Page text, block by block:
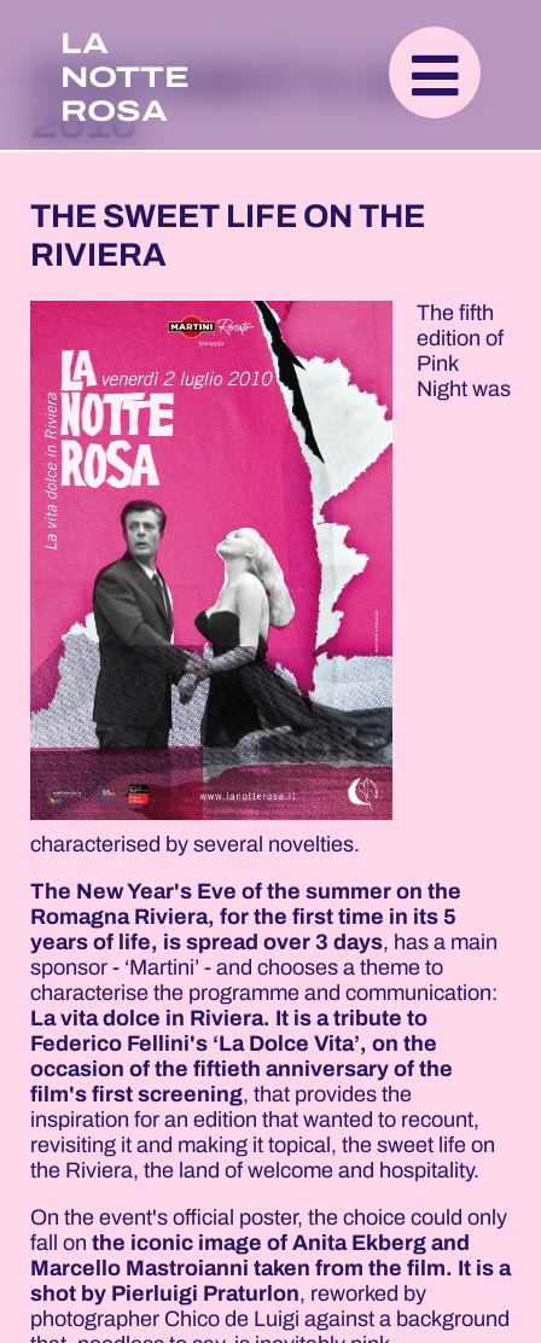
LA
NOTTE
ROSA
PINK NIGHT 2 JULY
2010
THE SWEET LIFE ON THE
RIVIERA
The fifth
edition of
Pink
Night was
characterised by several novelties.
The New Year's Eve of the summer on the
Romagna Riviera, for the first time in its 5
years of life, is spread over 3 days, has a main
sponsor - ‘Martini’ - and chooses a theme to
characterise the programme and communication:
La vita dolce in Riviera. It is a tribute to
Federico Fellini's ‘La Dolce Vita’, on the
occasion of the fiftieth anniversary of the
film's first screening, that provides the
inspiration for an edition that wanted to recount,
revisiting it and making it topical, the sweet life on
the Riviera, the land of welcome and hospitality.
On the event's official poster, the choice could only
fall on the iconic image of Anita Ekberg and
Marcello Mastroianni taken from the film. It is a
shot by Pierluigi Praturlon, reworked by
photographer Chico de Luigi against a background